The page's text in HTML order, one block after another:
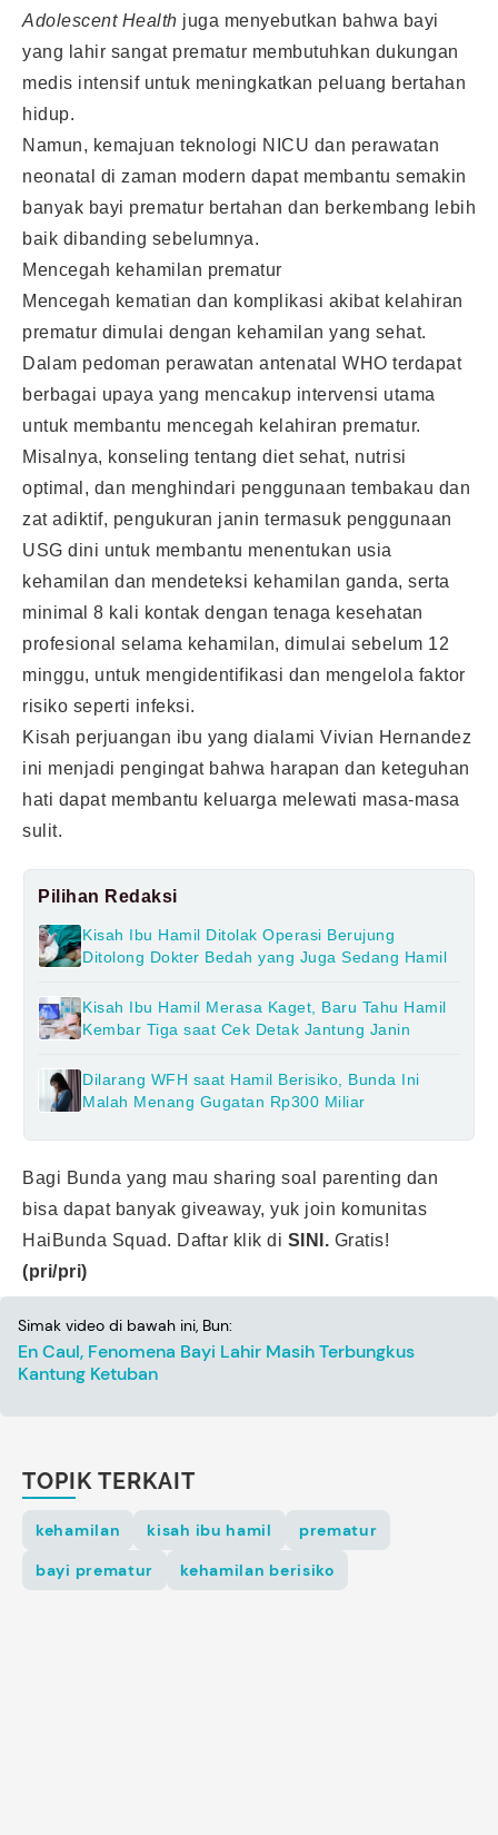
Adolescent Health juga menyebutkan bahwa bayi
yang lahir sangat prematur membutuhkan dukungan
medis intensif untuk meningkatkan peluang bertahan
hidup.
Namun, kemajuan teknologi NICU dan perawatan
neonatal di zaman modern dapat membantu semakin
banyak bayi prematur bertahan dan berkembang lebih
baik dibanding sebelumnya.
Mencegah kehamilan prematur
Mencegah kematian dan komplikasi akibat kelahiran
prematur dimulai dengan kehamilan yang sehat.
Dalam pedoman perawatan antenatal WHO terdapat
berbagai upaya yang mencakup intervensi utama
untuk membantu mencegah kelahiran prematur.
Misalnya, konseling tentang diet sehat, nutrisi
optimal, dan menghindari penggunaan tembakau dan
zat adiktif, pengukuran janin termasuk penggunaan
USG dini untuk membantu menentukan usia
kehamilan dan mendeteksi kehamilan ganda, serta
minimal 8 kali kontak dengan tenaga kesehatan
profesional selama kehamilan, dimulai sebelum 12
minggu, untuk mengidentifikasi dan mengelola faktor
risiko seperti infeksi.
Kisah perjuangan ibu yang dialami Vivian Hernandez
ini menjadi pengingat bahwa harapan dan keteguhan
hati dapat membantu keluarga melewati masa-masa
sulit.
Pilihan Redaksi
Kisah Ibu Hamil Ditolak Operasi Berujung
Ditolong Dokter Bedah yang Juga Sedang Hamil
Kisah Ibu Hamil Merasa Kaget, Baru Tahu Hamil
Kembar Tiga saat Cek Detak Jantung Janin
Dilarang WFH saat Hamil Berisiko, Bunda Ini
Malah Menang Gugatan Rp300 Miliar
Bagi Bunda yang mau sharing soal parenting dan
bisa dapat banyak giveaway, yuk join komunitas
HaiBunda Squad. Daftar klik di SINI. Gratis!
(pri/pri)
Simak video di bawah ini, Bun:
En Caul, Fenomena Bayi Lahir Masih Terbungkus
Kantung Ketuban
TOPIK TERKAIT
kehamilan kisah ibu hamil
prematur
bayi prematur
kehamilan berisiko